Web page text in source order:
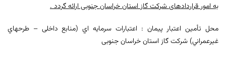
به امور قراردادهای شرکت گاز استان خراسان جنوبی ارائه گردد .
محل تأمين اعتبار پيمان : اعتبارات سرمايه اي (منابع داخلی – طرحهاي
غيرعمراني) شركت گاز استان خراسان جنوبی